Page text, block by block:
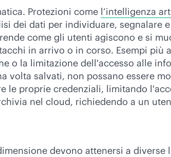
Protezioni come l’intelligenza
dei dati per individuare, segnalare
come gli utenti agiscono e si
in arrivo o in corso. Esempi più
o la limitazione dell'accesso alle
volta salvati, non possano essere
le proprie credenziali, limitando
nel cloud, richiedendo a un
devono attenersi a diverse